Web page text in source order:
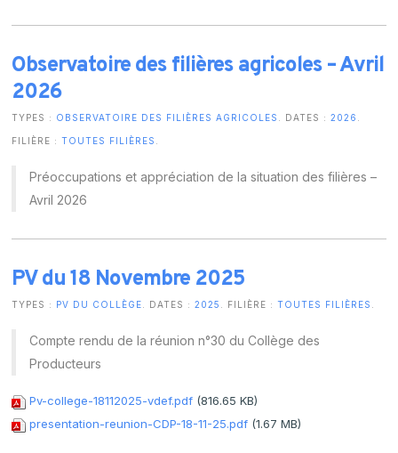
Observatoire des filières agricoles – Avril
2026
TYPES : OBSERVATOIRE DES FILIÈRES AGRICOLES . DATES :2026
FILIÈRE :TOUTES FILIÈRES
Préoccupations et appréciation de la situation des filières –
Avril 2026
PV du 18 Novembre 2025
TYPES : PV DU COLLÈGE . DATES :2025 . FILIÈRE :TOUTES FILIÈRES
Compte rendu de la réunion n°30 du Collège des
Producteurs
Pv-college-18112025-vdef.pdf (816.65 KB)
presentation-reunion-CDP-18-11-25.pdf (1.67 MB)